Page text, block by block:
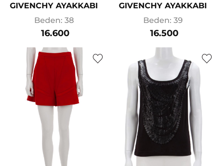
GIVENCHY AYAKKABI
Beden: 38
16.600
GIVENCHY AYAKKABI
Beden: 39
16.500